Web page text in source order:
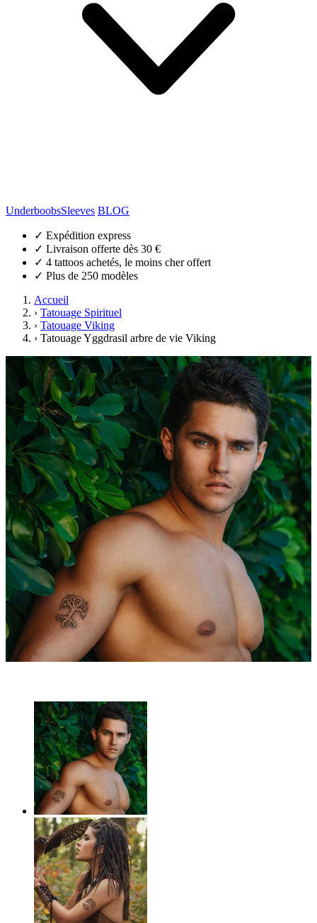
UnderboobsSleeves BLOG
✓ Expédition express
✓ Livraison offerte dès 30 €
✓ 4 tattoos achetés, le moins cher offert
✓ Plus de 250 modèles
Accueil
› Tatouage Spirituel
› Tatouage Viking
› Tatouage Yggdrasil arbre de vie Viking